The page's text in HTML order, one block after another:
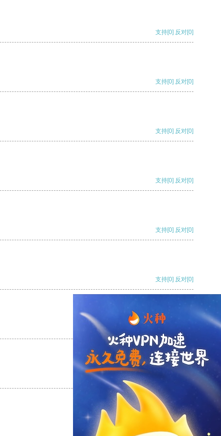
支持[0] 反对[0]
支持[0] 反对[0]
支持[0] 反对[0]
支持[0] 反对[0]
支持[0] 反对[0]
支持[0] 反对[0]
反对
反对[0]